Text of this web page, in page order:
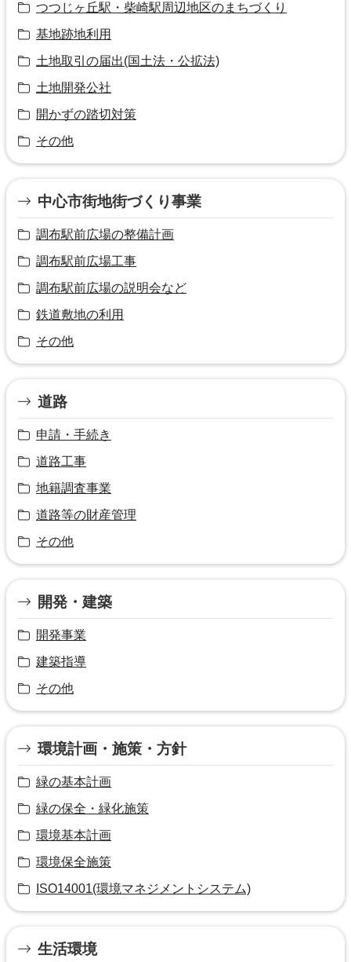
つつじヶ丘駅・柴崎駅周辺地区のまちづくり
基地跡地利用
土地取引の届出(国土法・公拡法)
土地開発公社
開かずの踏切対策
その他
中心市街地街づくり事業
調布駅前広場の整備計画
調布駅前広場工事
調布駅前広場の説明会など
鉄道敷地の利用
その他
道路
申請・手続き
道路工事
地籍調査事業
道路等の財産管理
その他
開発・建築
開発事業
建築指導
その他
環境計画・施策・方針
緑の基本計画
緑の保全・緑化施策
環境基本計画
環境保全施策
ISO14001(環境マネジメントシステム)
生活環境